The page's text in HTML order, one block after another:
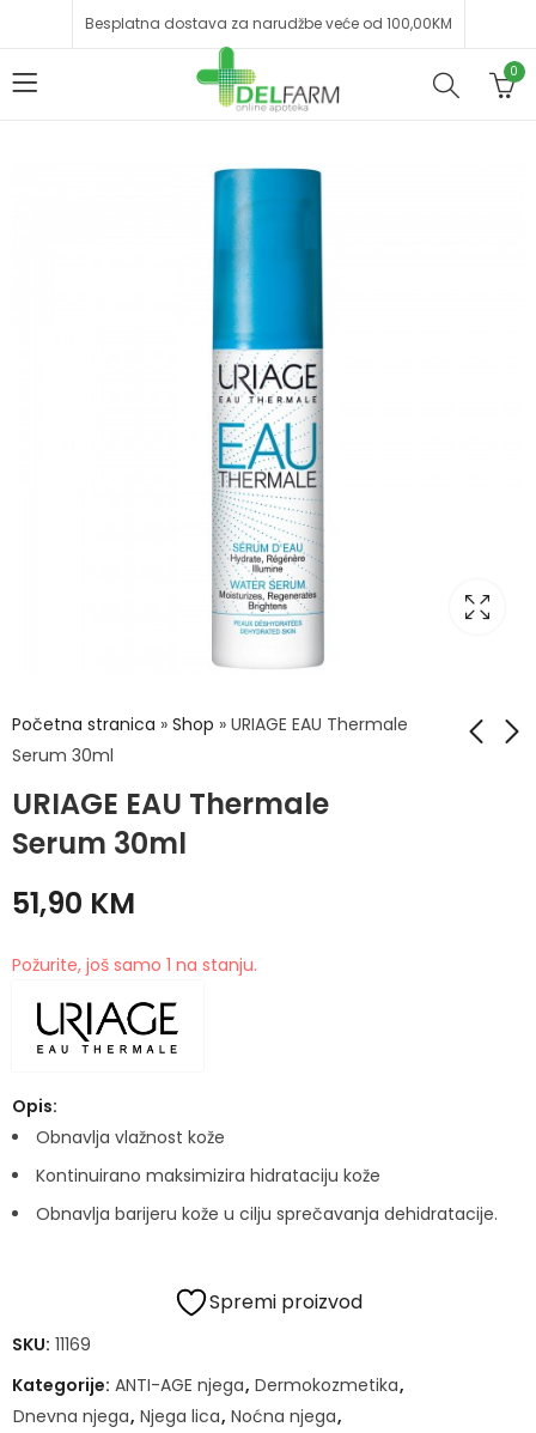
Besplatna dostava za narudžbe veće od 100,00KM
0
Početna stranica » Shop » URIAGE EAU Thermale
Serum 30ml
URIAGE EAU Thermale
Serum 30ml
51,90 KM
Požurite, još samo 1 na stanju.
Opis:
Obnavlja vlažnost kože
Kontinuirano maksimizira hidrataciju kože
Obnavlja barijeru kože u cilju sprečavanja dehidratacije.
Spremi proizvod
SKU: 11169
Kategorije: ANTI-AGE njega, Dermokozmetika,
Dnevna njega, Njega lica, Noćna njega,